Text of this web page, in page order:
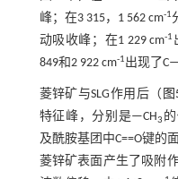
峰；在3 315，1 562 cm-1
动吸收峰；在1 229 cm-1
849和2 922 cm-1出现了
菱锌矿与SLG作用后（ 图
特征峰，分别是—CH3
及酰胺基团中C==O键的
菱锌矿表面产生了吸附